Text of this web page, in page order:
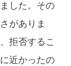
した。その
がありま
拒否するこ
近かったの